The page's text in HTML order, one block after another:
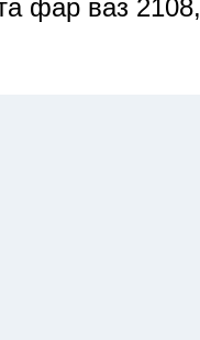
фар ваз 2108,